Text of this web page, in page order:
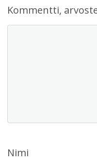
Kommentti,
Nimi